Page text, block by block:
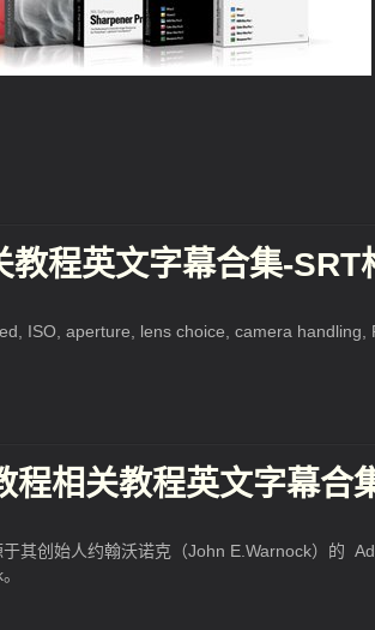
教程英文字幕合集-SRT
ISO, aperture, lens choice, camera
程相关教程英文字幕合
其创始人约翰沃诺克（John E.Warnock）的